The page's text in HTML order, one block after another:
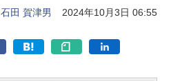
石田 賀津男 2024年10月3日 06:55